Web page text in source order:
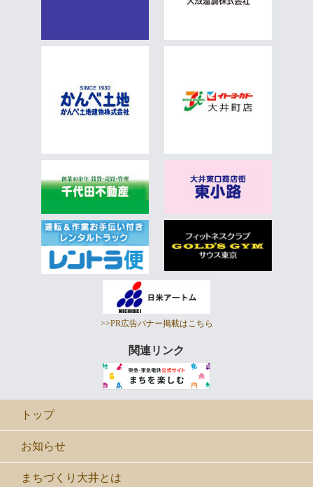
>>PR広告バナー掲載はこちら
関連リンク
トップ
お知らせ
まちづくり大井とは